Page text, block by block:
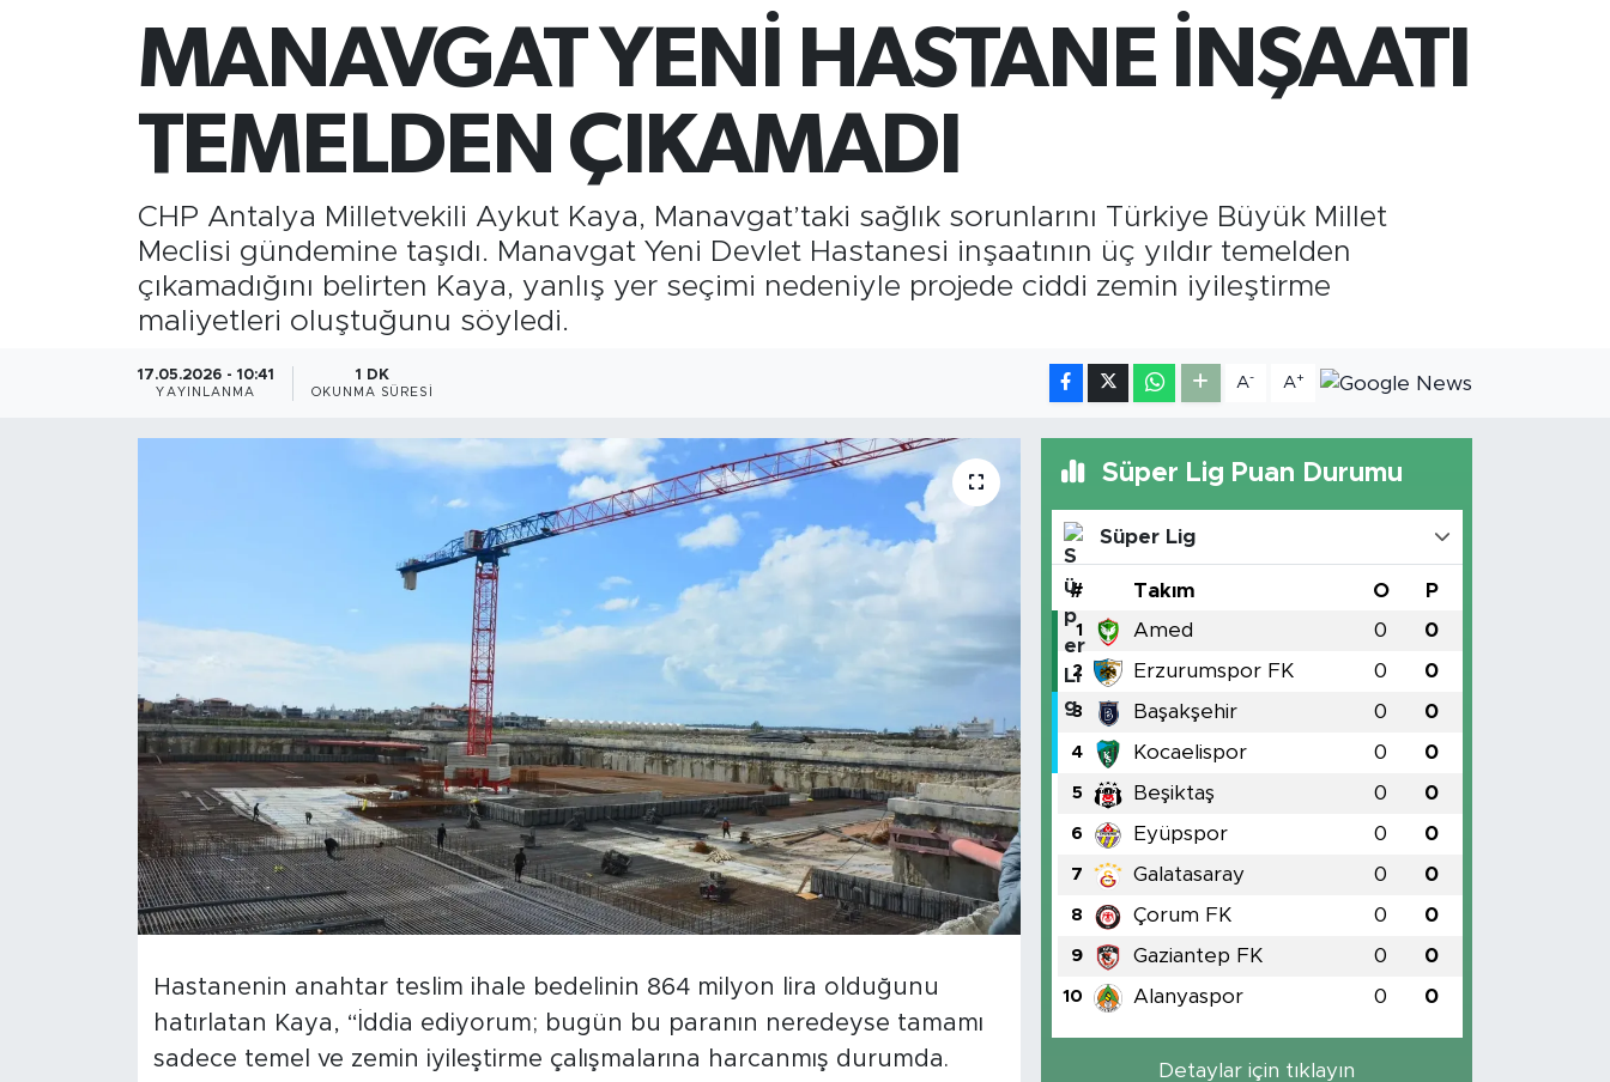
6660.55
%0.03
BİST100
13.779
%-14
MANAVGAT YENİ HASTANE İNŞAATI
TEMELDEN ÇIKAMADI
CHP Antalya Milletvekili Aykut Kaya, Manavgat’taki sağlık sorunlarını Türkiye Büyük Millet
Meclisi gündemine taşıdı. Manavgat Yeni Devlet Hastanesi inşaatının üç yıldır temelden
çıkamadığını belirten Kaya, yanlış yer seçimi nedeniyle projede ciddi zemin iyileştirme
maliyetleri oluştuğunu söyledi.
17.05.2026 - 10:41
YAYINLANMA
1 DK
OKUNMA SÜRESI
A- A+
Hastanenin anahtar teslim ihale bedelinin 864 milyon lira olduğunu
hatırlatan Kaya, “İddia ediyorum; bugün bu paranın neredeyse tamamı
sadece temel ve zemin iyileştirme çalışmalarına harcanmış durumda.
Süper Lig Puan Durumu
Süper Lig
# Takım O P
1 Amed 0 0
2 Erzurumspor FK 0 0
3 Başakşehir 0 0
4 Kocaelispor 0 0
5 Beşiktaş 0 0
6 Eyüpspor 0 0
7 Galatasaray 0 0
8 Çorum FK 0 0
9 Gaziantep FK 0 0
10 Alanyaspor 0 0
Detaylar için tıklayın
Gazipaşa
İnşaat-Emlak
Kültür-Sanat